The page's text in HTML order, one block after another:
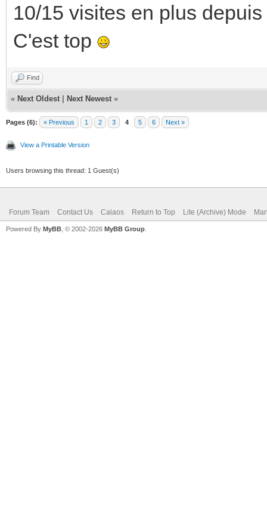
10/15 visites en plus depuis
C'est top
Find
« Next Oldest Next Newest »
Pages (6): « Previous 1 2 3 4 5 6 Next »
View a Printable Version
Users browsing this thread: 1 Guest(s)
Forum Team Contact Us Calaos Return to Top Lite (Archive) Mode
Powered By MyBB , © 2002-2026 MyBB Group